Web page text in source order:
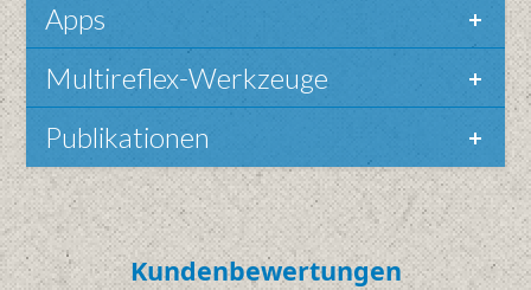
Apps
Multireflex-Werkzeuge
Publikationen
Kundenbewertungen